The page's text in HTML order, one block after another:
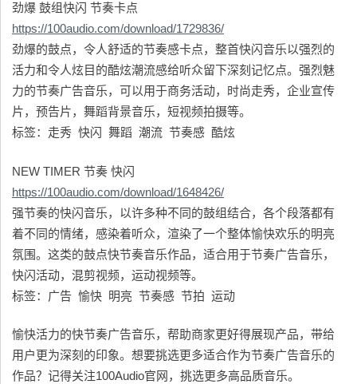
劲爆 鼓组快闪 节奏卡点
https://100audio.com/download/1729836/
劲爆的鼓点，令人舒适的节奏感卡点，整首快闪音乐以强烈的
活力和令人炫目的酷炫潮流感给听众留下深刻记忆点。强烈魅
力的节奏广告音乐，可以用于商务活动，时尚走秀，企业宣传
片，预告片，舞蹈背景音乐，短视频拍摄等。
标签：走秀 快闪 舞蹈 潮流 节奏感 酷炫
NEW TIMER 节奏 快闪
https://100audio.com/download/1648426/
强节奏的快闪音乐，以许多种不同的鼓组结合，各个段落都有
着不同的情绪，感染着听众，渲染了一个整体愉快欢乐的明亮
氛围。这类的鼓点快节奏音乐作品，适合用于节奏广告音乐，
快闪活动，混剪视频，运动视频等。
标签：广告 愉快 明亮 节奏感 节拍 运动
愉快活力的快节奏广告音乐，帮助商家更好得展现产品，带给
用户更为深刻的印象。想要挑选更多适合作为节奏广告音乐的
作品？记得关注100Audio官网，挑选更多高品质音乐。